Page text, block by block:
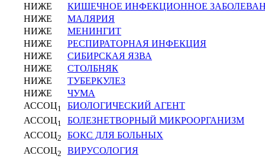
НИЖЕ
КИШЕЧНОЕ ИНФЕКЦИОННОЕ
НИЖЕ
МАЛЯРИЯ
НИЖЕ
МЕНИНГИТ
НИЖЕ
РЕСПИРАТОРНАЯ ИНФЕКЦИЯ
НИЖЕ
СИБИРСКАЯ ЯЗВА
НИЖЕ
СТОЛБНЯК
НИЖЕ
ТУБЕРКУЛЕЗ
НИЖЕ
ЧУМА
АССОЦ1
БИОЛОГИЧЕСКИЙ АГЕНТ
АССОЦ1
БОЛЕЗНЕТВОРНЫЙ МИКРООРГАНИЗМ
АССОЦ2
БОКС ДЛЯ БОЛЬНЫХ
АССОЦ2
ВИРУСОЛОГИЯ